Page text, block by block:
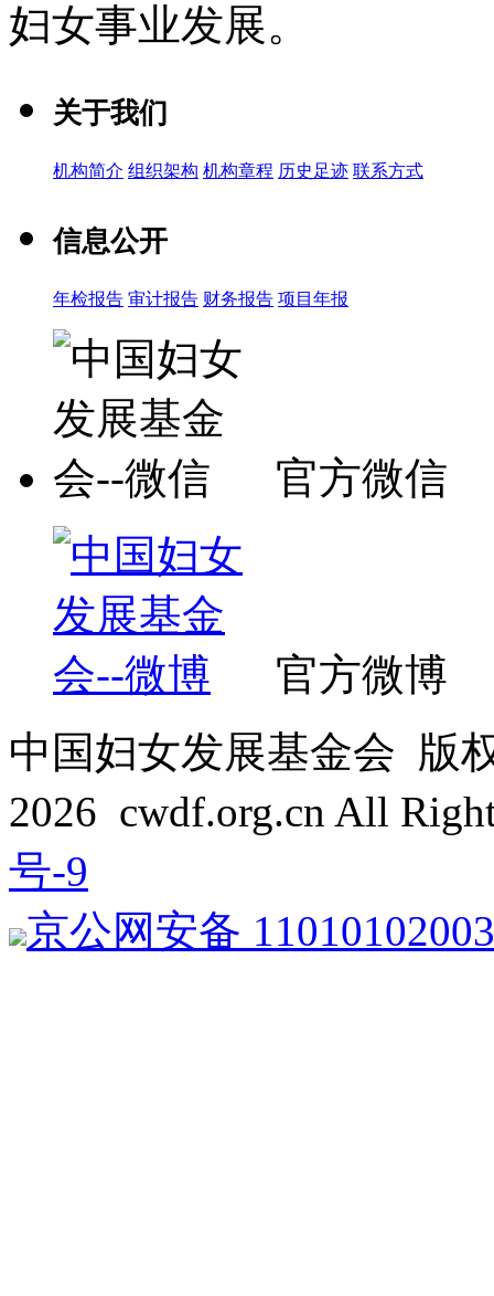
妇女事业发展。
关于我们
机构简介 组织架构 机构章程 历史足迹 联系方式
信息公开
年检报告 审计报告 财务报告 项目年报
官方微信
官方微博
中国妇女发展基金会 版
2026 cwdf.org.cn All
号-9
京公网安备